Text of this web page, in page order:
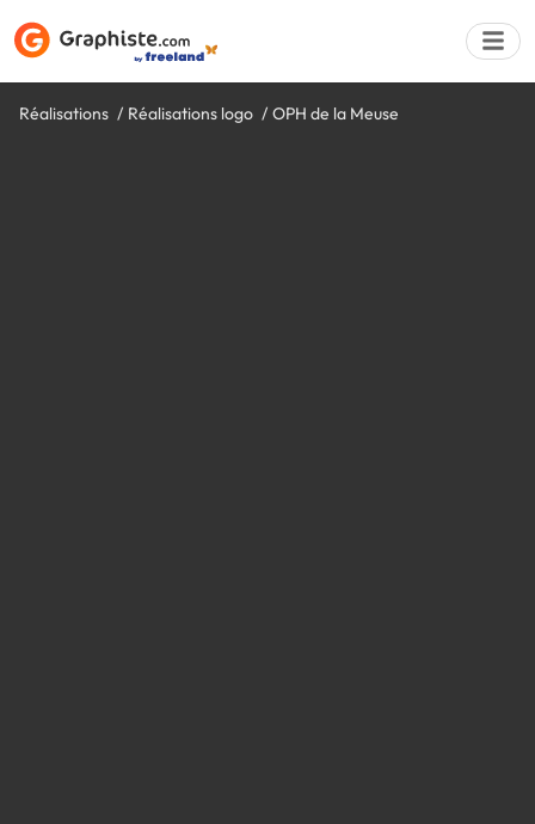
Réalisations Réalisations logo OPH de la Meuse